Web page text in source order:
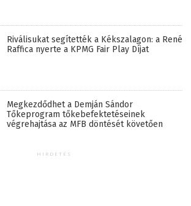
Riválisukat segítették a Kékszalagon: a René
Raffica nyerte a KPMG Fair Play Díjat
Megkezdődhet a Demján Sándor
Tőkeprogram tőkebefektetéseinek
végrehajtása az MFB döntését követően
HIRDETÉS